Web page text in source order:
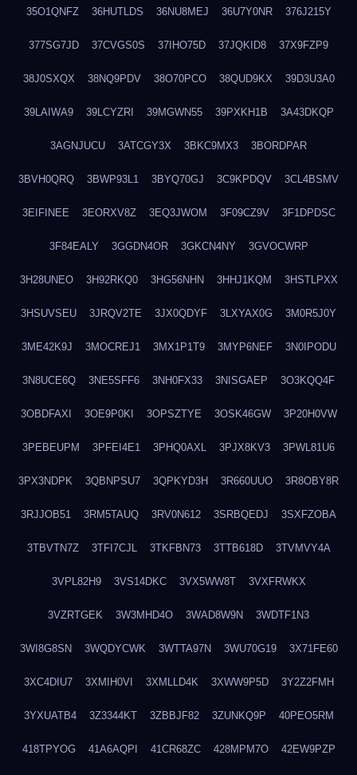
35O1QNFZ 36HUTLDS 36NU8MEJ 36U7Y0NR 376J215Y
377SG7JD 37CVGS0S 37IHO75D 37JQKID8 37X9FZP9
38J0SXQX 38NQ9PDV 38O70PCO 38QUD9KX 39D3U3A0
39LAIWA9 39LCYZRI 39MGWN55 39PXKH1B 3A43DKQP
3AGNJUCU 3ATCGY3X 3BKC9MX3 3BORDPAR
3BVH0QRQ 3BWP93L1 3BYQ70GJ 3C9KPDQV 3CL4BSMV
3EIFINEE 3EORXV8Z 3EQ3JWOM 3F09CZ9V 3F1DPDSC
3F84EALY 3GGDN4OR 3GKCN4NY 3GVOCWRP
3H28UNEO 3H92RKQ0 3HG56NHN 3HHJ1KQM 3HSTLPXX
3HSUVSEU 3JRQV2TE 3JX0QDYF 3LXYAX0G 3M0R5J0Y
3ME42K9J 3MOCREJ1 3MX1P1T9 3MYP6NEF 3N0IPODU
3N8UCE6Q 3NE5SFF6 3NH0FX33 3NISGAEP 3O3KQQ4F
3OBDFAXI 3OE9P0KI 3OPSZTYE 3OSK46GW 3P20H0VW
3PEBEUPM 3PFEI4E1 3PHQ0AXL 3PJX8KV3 3PWL81U6
3PX3NDPK 3QBNPSU7 3QPKYD3H 3R660UUO 3R8OBY8R
3RJJOB51 3RM5TAUQ 3RV0N612 3SRBQEDJ 3SXFZOBA
3TBVTN7Z 3TFI7CJL 3TKFBN73 3TTB618D 3TVMVY4A
3VPL82H9 3VS14DKC 3VX5WW8T 3VXFRWKX
3VZRTGEK 3W3MHD4O 3WAD8W9N 3WDTF1N3
3WI8G8SN 3WQDYCWK 3WTTA97N 3WU70G19 3X71FE60
3XC4DIU7 3XMIH0VI 3XMLLD4K 3XWW9P5D 3Y2Z2FMH
3YXUATB4 3Z3344KT 3ZBBJF82 3ZUNKQ9P 40PEO5RM
418TPYOG 41A6AQPI 41CR68ZC 428MPM7O 42EW9PZP